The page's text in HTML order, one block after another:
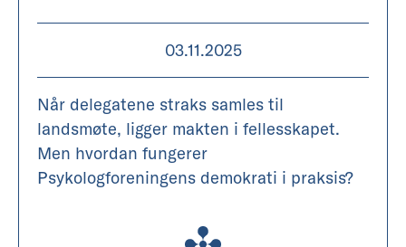
03.11.2025
Når delegatene straks samles til
landsmøte, ligger makten i fellesskapet.
Men hvordan fungerer
Psykologforeningens demokrati i praksis?